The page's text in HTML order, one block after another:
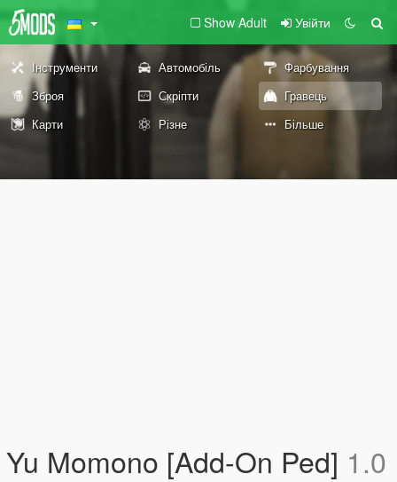
Show Adult Увійти
Інструменти Автомобіль
Фарбування
Зброя
Скріпти
Гравець
Карти
Різне Більше
Yu Momono [Add-On Ped] 1.0